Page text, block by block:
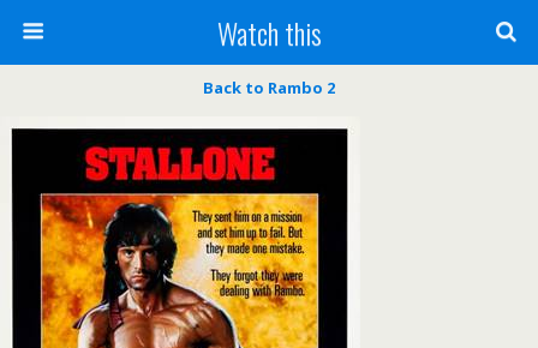
Watch this
Back to Rambo 2